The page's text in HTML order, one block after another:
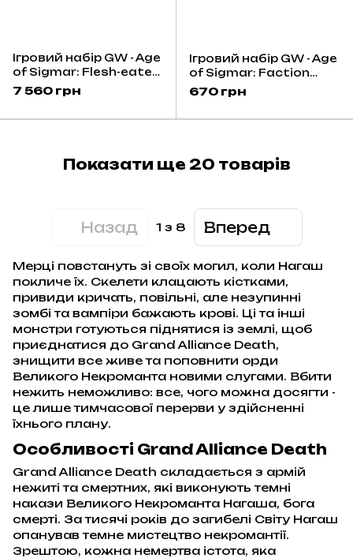
Ігровий набір GW - Age
of Sigmar: Flesh-eater
Courts Army Set (Eng)
7 560 грн
Ігровий набір GW - Age
of Sigmar: Faction
Pack - Ossiarch
Bonereapers (Eng)
670 грн
Показати ще 20 товарів
Назад 1 з 8 Вперед
Мерці повстануть зі своїх могил, коли Нагаш
покличе їх. Скелети клацають кістками,
привиди кричать, повільні, але незупинні
зомбі та вампіри бажають крові. Ці та інші
монстри готуються піднятися із землі, щоб
приєднатися до Grand Alliance Death,
знищити все живе та поповнити орди
Великого Некроманта новими слугами. Вбити
нежить неможливо: все, чого можна досягти -
це лише тимчасової перерви у здійсненні
їхнього плану.
Особливості Grand Alliance Death
Grand Alliance Death складається з армій
нежиті та смертних, які виконують темні
накази Великого Некроманта Нагаша, бога
смерті. За тисячі років до загибелі Світу Нагаш
опанував темне мистецтво некромантії.
Зрештою, кожна немертва істота, яка